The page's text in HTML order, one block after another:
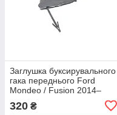
Заглушка буксирувального
гака переднього Ford
Mondeo / Fusion 2014–
2017 (TEMPEST) 023 4578
920
320 ₴